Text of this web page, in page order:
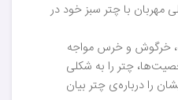
مهربان با چتر سبز خود در
خرگوش و خرس مواجه
چتر را به شکلی
را درباره‌ی چتر بیان